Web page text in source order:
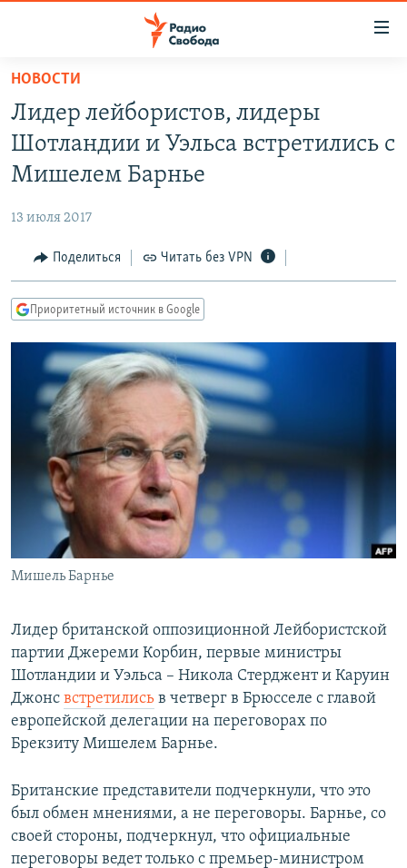
упрощенного
доступа
Вернуться
основному
Вернутся
Вернутся
поиску
ПОДКАСТЫ
АВТОРСКИЕ ПРОЕКТЫ
МНЕНИЯ
КУЛЬТУРА
КАВКАЗ.РЕАЛИИ
СЕВЕР.РЕАЛИИ
СИБИРЬ.РЕАЛИИ
РАСПИСАНИЕ ВЕЩАНИЯ
ПОДПИШИТЕСЬ НА РАССЫЛКУ
СОЦИАЛЬНЫЕ СЕТИ
Все сайты РСЕ/РС
НОВОСТИ
Лидер лейбористов, лидеры
Шотландии и Уэльса встретились с
Мишелем Барнье
13 июля 2017
Поделиться Читать без VPN
Приоритетный источник в Google
Мишель Барнье
Лидер британской оппозиционной Лейбористской
партии Джереми Корбин, первые министры
Шотландии и Уэльса – Никола Стерджент и Каруин
Джонс встретились в четверг в Брюсселе с главой
европейской делегации на переговорах по
Брекзиту Мишелем Барнье.
Британские представители подчеркнули, что это
был обмен мнениями, а не переговоры. Барнье, со
своей стороны, подчеркнул, что официальные
переговоры ведет только с премьер-министром